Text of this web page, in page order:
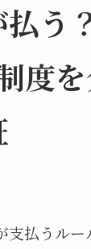
う
度
払うルー